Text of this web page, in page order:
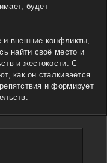
будет
и внешние конфликты,
найти своё место и
и жестокости. С
как он сталкивается
и формирует